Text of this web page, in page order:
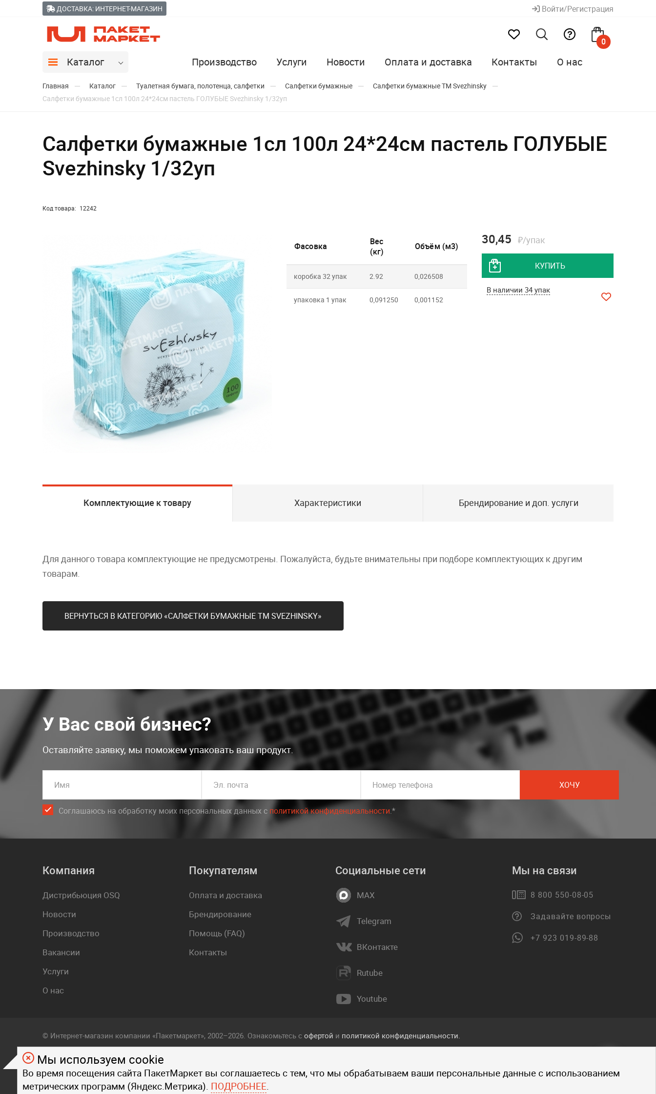
ДОСТАВКА: ИНТЕРНЕТ-МАГАЗИН Войти/Регистрация
0
Каталог Производство Услуги Новости Оплата и доставка Контакты О нас
Главная Каталог Туалетная бумага, полотенца, салфетки Салфетки бумажные
Салфетки бумажные ТМ Svеzhinsky
Салфетки бумажные 1сл 100л 24*24см пастель ГОЛУБЫЕ Svezhinsky 1/32уп
Салфетки бумажные 1сл 100л 24*24см пастель ГОЛУБЫЕ
Svezhinsky 1/32уп
Код товара: 12242
Фасовка
Вес
(кг)
Объём (м3)
коробка 32 упак 2.92 0,026508
упаковка 1 упак 0,091250 0,001152
30,45 ₽/упак
КУПИТЬ
В наличии 34 упак
Комплектующие к товару Характеристики Брендирование и доп. услуги
Для данного товара комплектующие не предусмотрены. Пожалуйста, будьте внимательны при подборе комплектующих к другим
товарам.
ВЕРНУТЬСЯ В КАТЕГОРИЮ «САЛФЕТКИ БУМАЖНЫЕ ТМ SVЕZHINSKY»
У Вас свой бизнес?
Оставляйте заявку, мы поможем упаковать ваш продукт.
Имя Эл. почта Номер телефона ХОЧУ
Соглашаюсь на обработку моих персональных данных c политикой конфиденциальности.*
Мы используем cookie
Во время посещения сайта ПакетМаркет вы соглашаетесь с тем, что мы обрабатываем ваши персональные данные с использованием
метрических программ (Яндекс.Метрика). ПОДРОБНЕЕ.
Компания
Дистрибьюция OSQ
Новости
Производство
Вакансии
Услуги
О нас
Покупателям
Оплата и доставка
Брендирование
Помощь (FAQ)
Контакты
Социальные сети
MAX
Telegram
ВКонтакте
Rutube
Youtube
Мы на связи
8 800 550-08-05
Задавайте вопросы
+7 923 019-89-88
© Интернет-магазин компании «Пакетмаркет», 2002–2026. Ознакомьтесь с офертой и политикой конфиденциальности.
Любой визуальный и фирменный стиль, контент, текст, фотографии, изображения, и другие объекты, опубликованные
на страницах данного сайта, являются объектом прав интеллектуальной собственности компании Пакетмаркет.
Любое копирование стиля, контента, текста, фотографий, изображений и других объектов данного сайта запрещено.